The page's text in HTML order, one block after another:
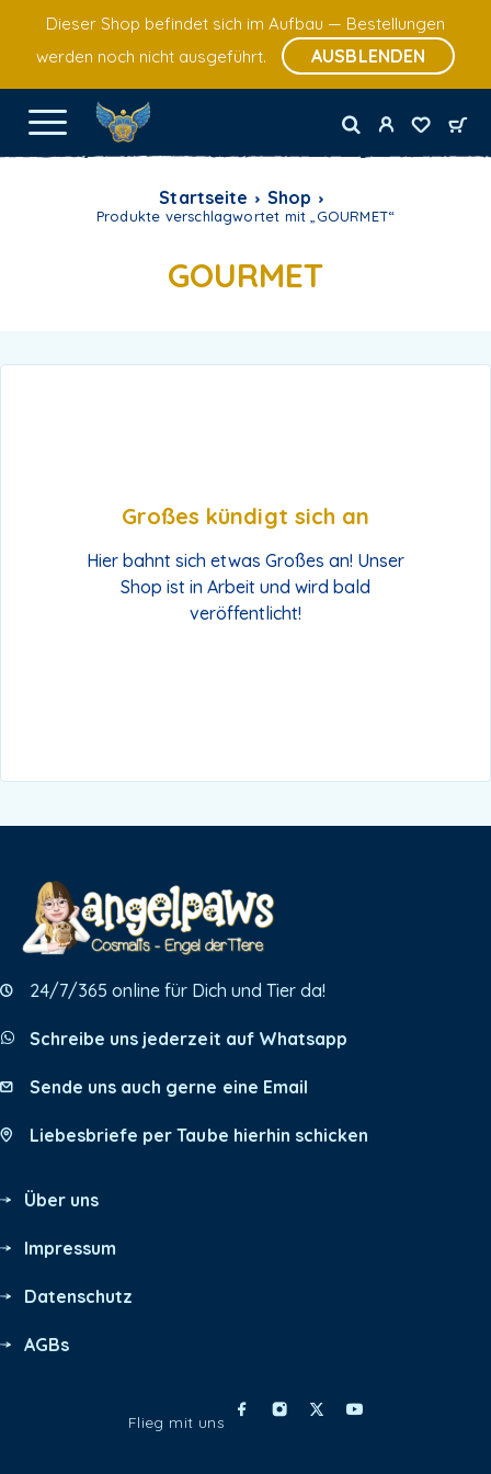
Dieser Shop befindet sich im Aufbau — Bestellungen
werden noch nicht ausgeführt.
AUSBLENDEN
Startseite Shop
Produkte verschlagwortet mit „GOURMET“
GOURMET
Großes kündigt sich an
Hier bahnt sich etwas Großes an! Unser
Shop ist in Arbeit und wird bald
veröffentlicht!
24/7/365 online für Dich und Tier da!
Schreibe uns jederzeit auf Whatsapp
Sende uns auch gerne eine Email
Liebesbriefe per Taube hierhin schicken
Über uns
Impressum
Datenschutz
AGBs
Flieg mit uns